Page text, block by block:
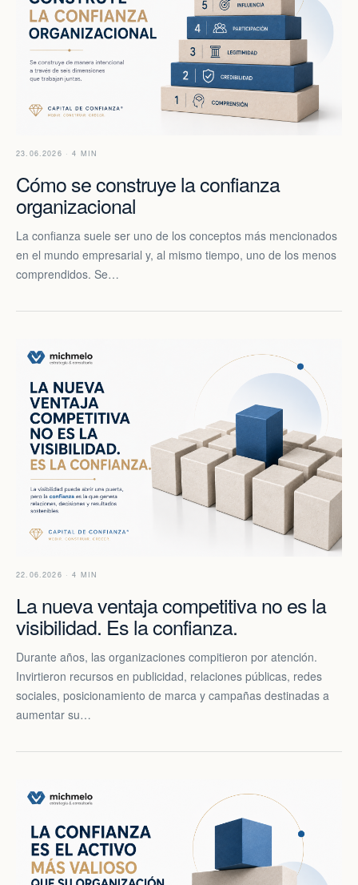
23.06.2026 · 4 MIN
Cómo se construye la confianza
organizacional
La confianza suele ser uno de los conceptos más mencionados
en el mundo empresarial y, al mismo tiempo, uno de los menos
comprendidos. Se…
22.06.2026 · 4 MIN
La nueva ventaja competitiva no es la
visibilidad. Es la confianza.
Durante años, las organizaciones compitieron por atención.
Invirtieron recursos en publicidad, relaciones públicas, redes
sociales, posicionamiento de marca y campañas destinadas a
aumentar su…